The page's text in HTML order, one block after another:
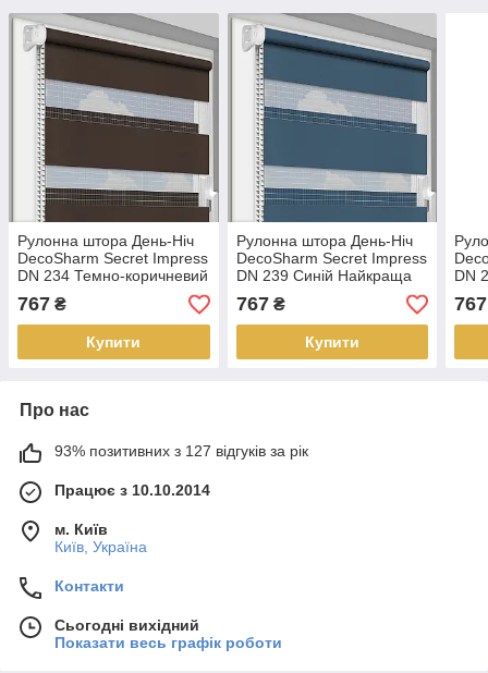
Рулонна штора День-Ніч
DecoSharm Secret Impress
DN 234 Темно-коричневий
Найкраща якість
767 ₴
Купити
Рулонна штора День-Ніч
DecoSharm Secret Impress
DN 239 Синій Найкраща
якість
767₴
Купити
DN
767
Про нас
93% позитивних з 127 відгуків за рік
Працює з 10.10.2014
м. Київ
Київ, Україна
Контакти
Сьогодні вихідний
Показати весь графік роботи